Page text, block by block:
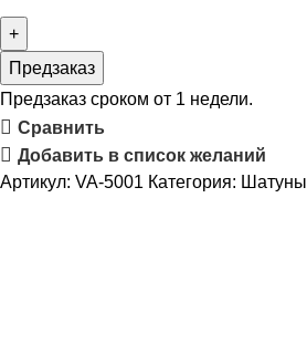
Предзаказ
Предзаказ сроком от 1 недели.
Сравнить
Добавить в список желаний
Артикул: VA-5001 Категория: Шатуны